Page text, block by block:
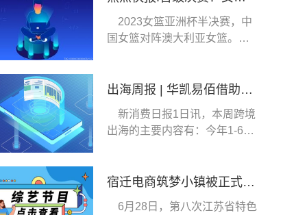
2023女篮亚洲杯半决赛，中
国女篮对阵澳大利亚女篮。半
出海周报 | 华凯易佰借助ChatGPT提高多个业务环节的运营效率；SHEIN否认秘密申请在美上市……
新消费日报1日讯，本周跨境
出海的主要内容有：今年1-6月
宿迁电商筑梦小镇被正式授牌为“江苏省特色小镇”
6月28日，第八次江苏省特色